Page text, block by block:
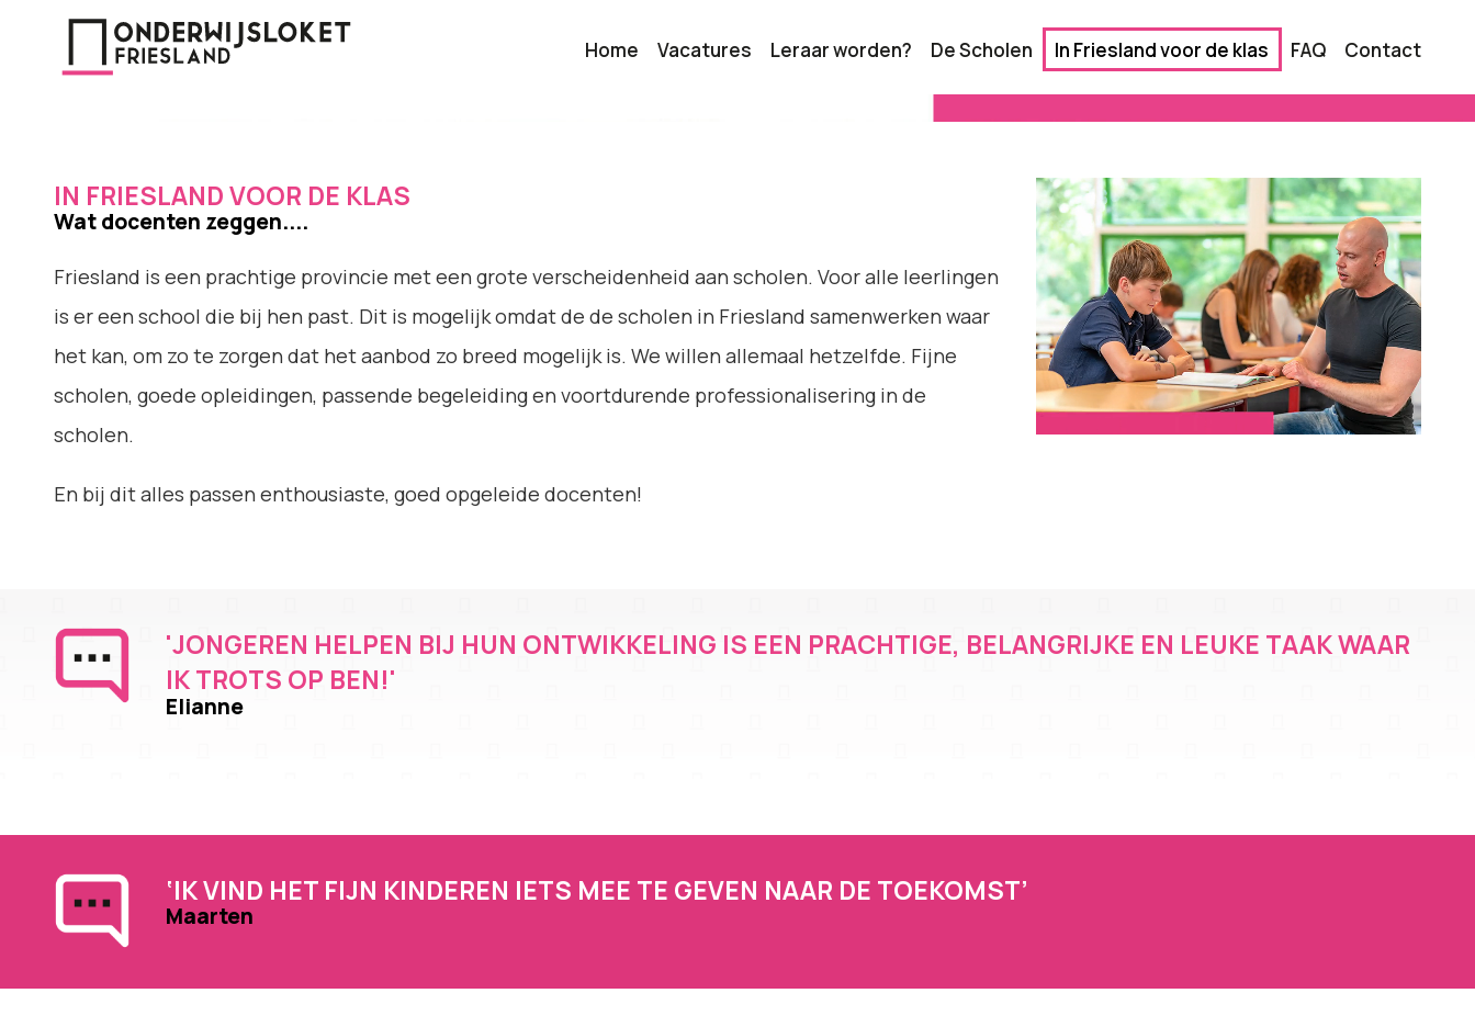
Home Vacatures Leraar worden? De Scholen In Friesland voor de klas FAQ Contact
IN FRIESLAND VOOR DE KLAS
Wat docenten zeggen....
Friesland is een prachtige provincie met een grote verscheidenheid aan scholen. Voor alle leerlingen
is er een school die bij hen past. Dit is mogelijk omdat de de scholen in Friesland samenwerken waar
het kan, om zo te zorgen dat het aanbod zo breed mogelijk is. We willen allemaal hetzelfde. Fijne
scholen, goede opleidingen, passende begeleiding en voortdurende professionalisering in de
scholen.
En bij dit alles passen enthousiaste, goed opgeleide docenten!
'JONGEREN HELPEN BIJ HUN ONTWIKKELING IS EEN PRACHTIGE, BELANGRIJKE EN LEUKE TAAK WAAR
IK TROTS OP BEN!'
Elianne
‘IK VIND HET FIJN KINDEREN IETS MEE TE GEVEN NAAR DE TOEKOMST’
Maarten